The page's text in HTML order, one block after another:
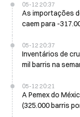
05-12 20:37
As importações
caem para -
05-12 20:37
Inventários de
mil barris na
05-12 20:21
A Pemex do
(325.000 barris